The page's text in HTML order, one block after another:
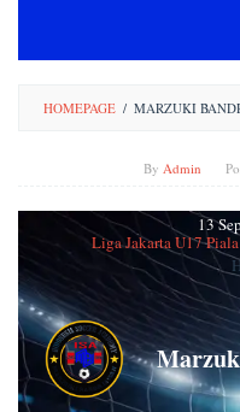
content
HOMEPAGE / MARZUKI
By Admin
13
Liga Jakarta U17